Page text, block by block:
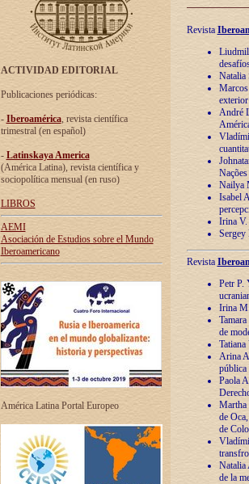
ACTIVIDAD EDITORIAL
Publicaciones periódicas:
- Iberoamérica, revista científica
trimestral (en español)
- Latinskaya America
(América Latina), revista científica y
sociopolítica mensual (en ruso)
LIBROS
AEMI
Asociación de Estudios sobre el Mundo
Iberoamericano
América Latina Portal Europeo
Revista
Natalia
André
Nailya
Isabel
Irina V.
Sergey
Revista
Petr P.
Irina
de
Arina
pública
Paola
Martha
de
de
Natalia
de la